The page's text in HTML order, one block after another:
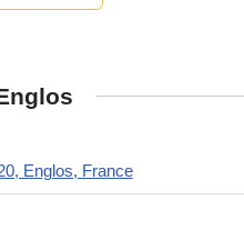
Englos, France